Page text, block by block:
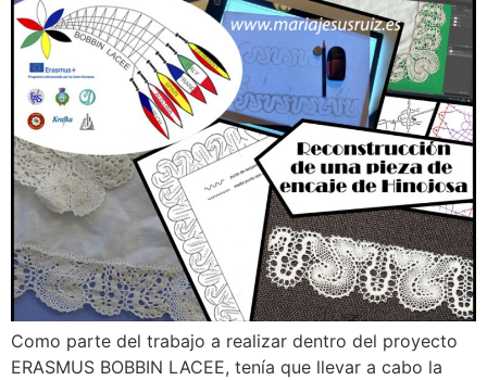
Como parte del trabajo a realizar dentro del proyecto
ERASMUS BOBBIN LACEE, tenía que llevar a cabo la